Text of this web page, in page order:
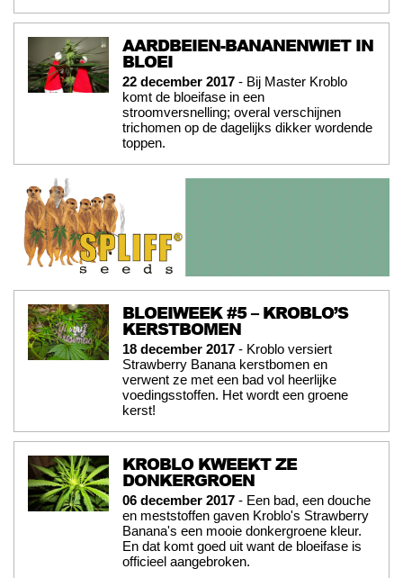
AARDBEIEN-BANANENWIET IN
BLOEI
22 december 2017 - Bij Master Kroblo
komt de bloeifase in een
stroomversnelling; overal verschijnen
trichomen op de dagelijks dikker wordende
toppen.
BLOEIWEEK #5 – KROBLO’S
KERSTBOMEN
18 december 2017 - Kroblo versiert
Strawberry Banana kerstbomen en
verwent ze met een bad vol heerlijke
voedingsstoffen. Het wordt een groene
kerst!
KROBLO KWEEKT ZE
DONKERGROEN
06 december 2017 - Een bad, een douche
en meststoffen gaven Kroblo's Strawberry
Banana's een mooie donkergroene kleur.
En dat komt goed uit want de bloeifase is
officieel aangebroken.